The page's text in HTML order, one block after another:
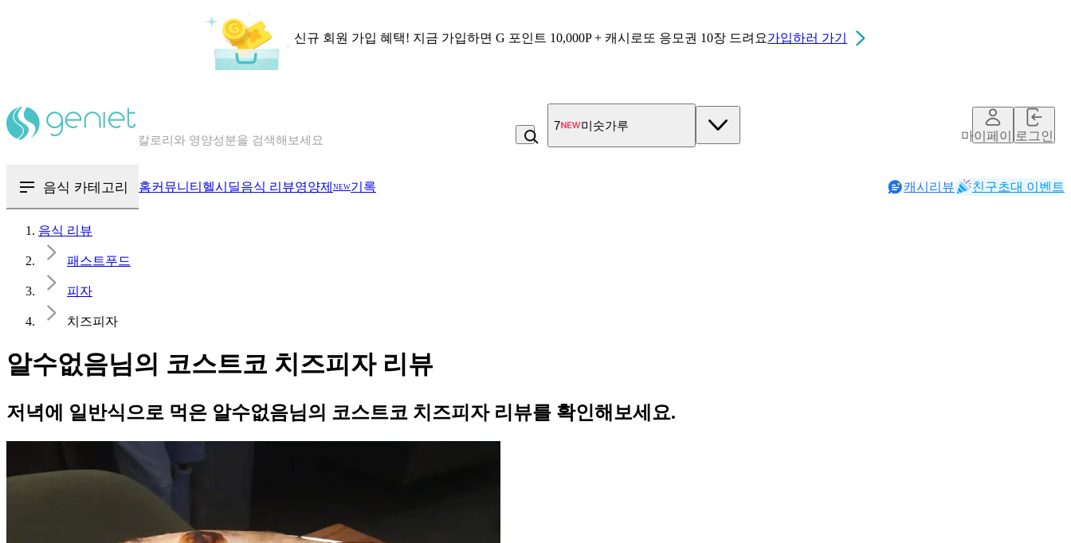
신규 회원 가입 혜택! 지금 가입하면 G 포인트 10,000P + 캐시로또 응모권 10장 드려요가입하러 가기
혈당 · 다이어트 음식 검색해보세요
7 미숫가루
마이페이지로그인
음식 카테고리 홈커뮤니티 헬시딜음식 리뷰영양제 NEW기록 캐시리뷰 친구초대 이벤트
음식 리뷰
패스트푸드
피자
치즈피자
알수없음님의 코스트코 치즈피자 리뷰
저녁에 일반식으로 먹은 알수없음님의 코스트코 치즈피자 리뷰를 확인해보세요.